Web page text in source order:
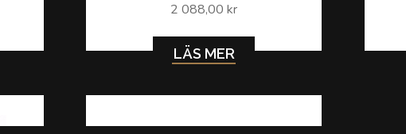
2 088,00 kr
LÄS MER